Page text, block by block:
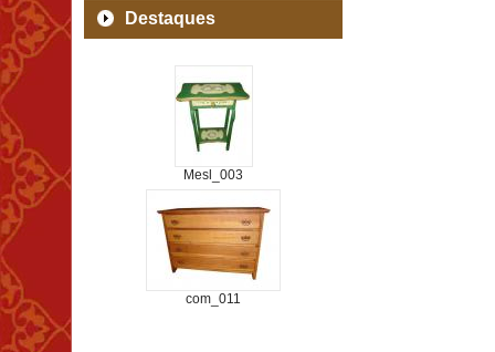
Destaques
Mesl_003
com_011